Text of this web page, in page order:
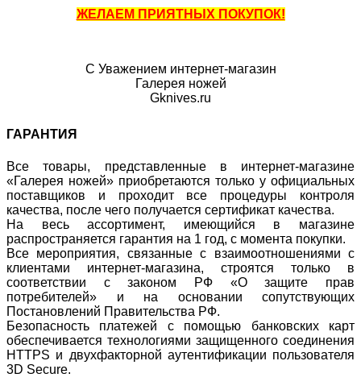
ЖЕЛАЕМ ПРИЯТНЫХ ПОКУПОК!
С Уважением интернет-магазин
Галерея ножей
Gknives.ru
ГАРАНТИЯ
Все товары, представленные в интернет-магазине
«Галерея ножей» приобретаются только у официальных
поставщиков и проходит все процедуры контроля
качества, после чего получается сертификат качества.
На весь ассортимент, имеющийся в магазине
распространяется гарантия на 1 год, с момента покупки.
Все мероприятия, связанные с взаимоотношениями с
клиентами интернет-магазина, строятся только в
соответствии с законом РФ «О защите прав
потребителей» и на основании сопутствующих
Постановлений Правительства РФ.
Безопасность платежей с помощью банковских карт
обеспечивается технологиями защищенного соединения
HTTPS и двухфакторной аутентификации пользователя
3D Secure.